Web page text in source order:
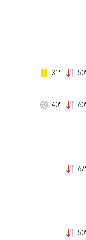
31' 50'
40' 60'
67'
50'